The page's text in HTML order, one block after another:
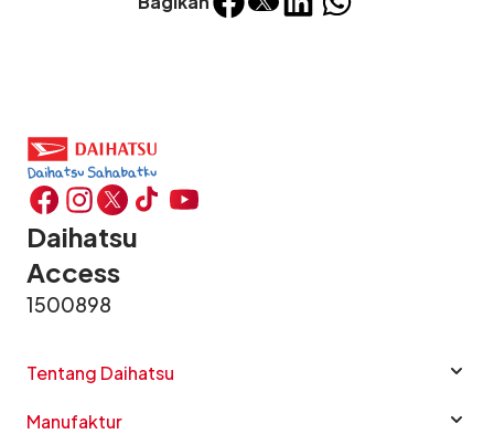
Daihatsu
Access
1500898
Tentang Daihatsu
Manufaktur